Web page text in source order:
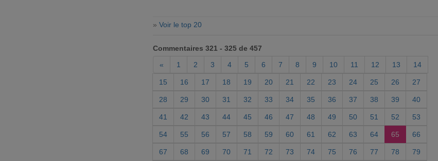
» Voir le top 20
Commentaires 321 - 325 de 457
«
1 2 3 4 5 6 7 8 9 10 11 12 13 14
15 16 17 18 19 20 21 22 23 24 25 26 27
28 29 30 31 32 33 34 35 36 37 38 39 40
41 42 43 44 45 46 47 48 49 50 51 52 53
54 55 56 57 58 59 60 61 62 63 64 65 66
67 68 69 70 71 72 73 74 75 76 77 78 79